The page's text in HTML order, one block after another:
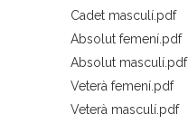
Cadet masculí.pdf
Absolut femení.pdf
Absolut masculí.pdf
Veterà femení.pdf
Veterà masculí.pdf